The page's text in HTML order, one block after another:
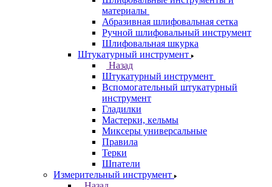
материалы
Абразивная шлифовальная сетка
Ручной шлифовальный инструмент
Шлифовальная шкурка
Штукатурный инструмент
Назад
Штукатурный инструмент
Вспомогательный штукатурный
инструмент
Гладилки
Мастерки, кельмы
Миксеры универсальные
Правила
Терки
Шпатели
Измерительный инструмент